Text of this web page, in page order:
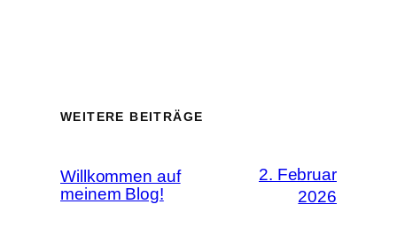
WEITERE BEITRÄGE
Willkommen auf
meinem Blog!
2. Februar
2026